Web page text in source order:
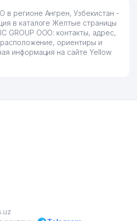
в регионе Ангрен, Узбекистан -
в каталоге Желтые страницы
GROUP ООО: контакты, адрес,
ориентиры и
информация на сайте Yellow